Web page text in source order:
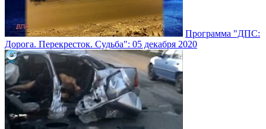
Программа "ДПС:
Дорога. Перекресток. Судьба": 05 декабря 2020